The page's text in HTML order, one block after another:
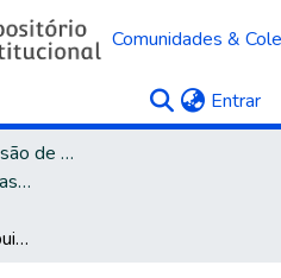
Comunidades &
Entrar
Trabalhos de Conclusão de Curso
Área do Conhecimento das Ciências Humanas
Depois de magro: contribuições do psicólogo no contexto da obesidade e da cirurgia pós-bariátrica